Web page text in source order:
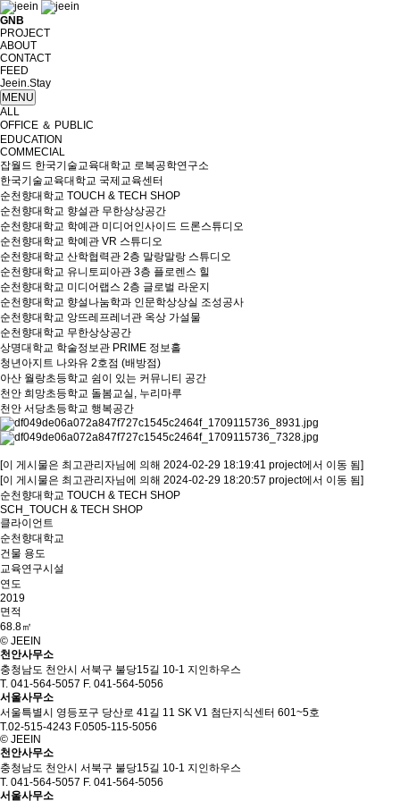
GNB
PROJECT
ABOUT
CONTACT
FEED
Jeein.Stay
MENU
ALL
OFFICE ＆ PUBLIC
EDUCATION
COMMECIAL
잡월드 한국기술교육대학교 로복공학연구소
한국기술교육대학교 국제교육센터
순천향대학교 TOUCH & TECH SHOP
순천향대학교 향설관 무한상상공간
순천향대학교 학예관 미디어인사이드 드론스튜디오
순천향대학교 학예관 VR 스튜디오
순천향대학교 산학협력관 2층 말랑말랑 스튜디오
순천향대학교 유니토피아관 3층 플로렌스 힐
순천향대학교 미디어랩스 2층 글로벌 라운지
순천향대학교 향설나눔학과 인문학상상실 조성공사
순천향대학교 앙뜨레프레너관 옥상 가설물
순천향대학교 무한상상공간
상명대학교 학술정보관 PRIME 정보홀
청년아지트 나와유 2호점 (배방점)
아산 월랑초등학교 쉼이 있는 커뮤니티 공간
천안 희망초등학교 돌봄교실, 누리마루
천안 서당초등학교 행복공간
[이 게시물은 최고관리자님에 의해 2024-02-29 18:19:41 project에서 이동 됨]
[이 게시물은 최고관리자님에 의해 2024-02-29 18:20:57 project에서 이동 됨]
순천향대학교 TOUCH & TECH SHOP
SCH_TOUCH & TECH SHOP
클라이언트
순천향대학교
건물 용도
교육연구시설
연도
2019
면적
68.8㎡
© JEEIN
천안사무소
충청남도 천안시 서북구 불당15길 10-1 지인하우스
T. 041-564-5057 F. 041-564-5056
서울사무소
서울특별시 영등포구 당산로 41길 11 SK V1 첨단지식센터 601~5호
T.02-515-4243 F.0505-115-5056
© JEEIN
천안사무소
충청남도 천안시 서북구 불당15길 10-1 지인하우스
T. 041-564-5057 F. 041-564-5056
서울사무소